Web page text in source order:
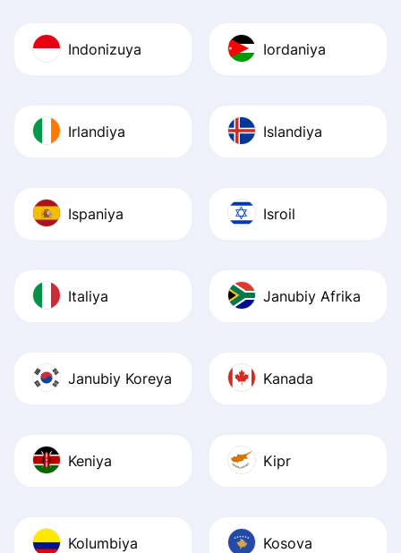
Indonizuya Iordaniya
Irlandiya Islandiya
Ispaniya Isroil
Italiya Janubiy Afrika
Janubiy Koreya Kanada
Keniya Kipr
Kolumbiya Kosova